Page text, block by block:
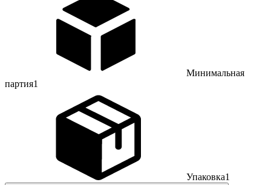
Минимальная
партия1
Упаковка1